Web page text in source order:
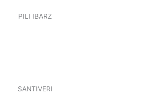
PILI IBARZ
SANTIVERI